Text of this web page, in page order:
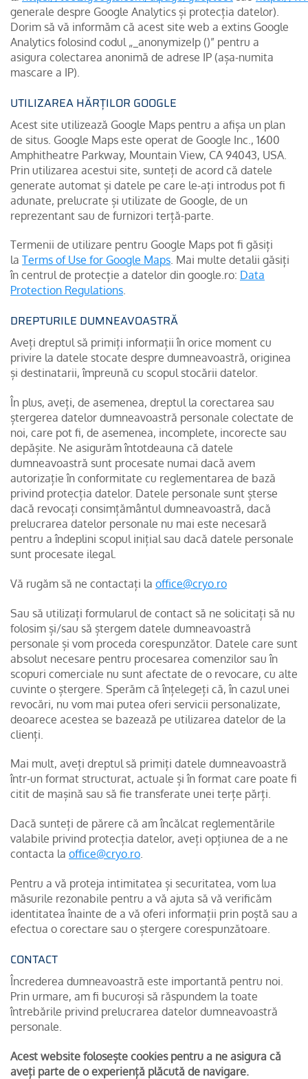
generale despre Google Analytics și protecția datelor).
Dorim să vă informăm că acest site web a extins Google
Analytics folosind codul „_anonymizeIp ()” pentru a
asigura colectarea anonimă de adrese IP (așa-numita
mascare a IP).
UTILIZAREA HĂRȚILOR GOOGLE
Acest site utilizează Google Maps pentru a afișa un plan
de situs. Google Maps este operat de Google Inc., 1600
Amphitheatre Parkway, Mountain View, CA 94043, USA.
Prin utilizarea acestui site, sunteți de acord că datele
generate automat și datele pe care le-ați introdus pot fi
adunate, prelucrate și utilizate de Google, de un
reprezentant sau de furnizori terță-parte.
Termenii de utilizare pentru Google Maps pot fi găsiți
la Terms of Use for Google Maps. Mai multe detalii găsiți
în centrul de protecție a datelor din google.ro: Data
Protection Regulations.
DREPTURILE DUMNEAVOASTRĂ
Aveți dreptul să primiți informații în orice moment cu
privire la datele stocate despre dumneavoastră, originea
și destinatarii, împreună cu scopul stocării datelor.
În plus, aveți, de asemenea, dreptul la corectarea sau
ștergerea datelor dumneavoastră personale colectate de
noi, care pot fi, de asemenea, incomplete, incorecte sau
depășite. Ne asigurăm întotdeauna că datele
dumneavoastră sunt procesate numai dacă avem
autorizație în conformitate cu reglementarea de bază
privind protecția datelor. Datele personale sunt șterse
dacă revocați consimțământul dumneavoastră, dacă
prelucrarea datelor personale nu mai este necesară
pentru a îndeplini scopul inițial sau dacă datele personale
sunt procesate ilegal.
Vă rugăm să ne contactați la office@cryo.ro
Sau să utilizați formularul de contact să ne solicitați să nu
folosim și/sau să ștergem datele dumneavoastră
personale și vom proceda corespunzător. Datele care sunt
absolut necesare pentru procesarea comenzilor sau în
scopuri comerciale nu sunt afectate de o revocare, cu alte
cuvinte o ștergere. Sperăm că înțelegeți că, în cazul unei
revocări, nu vom mai putea oferi servicii personalizate,
deoarece acestea se bazează pe utilizarea datelor de la
clienți.
Mai mult, aveți dreptul să primiți datele dumneavoastră
într-un format structurat, actuale și în format care poate fi
citit de mașină sau să fie transferate unei terțe părți.
Dacă sunteți de părere că am încălcat reglementările
valabile privind protecția datelor, aveți opțiunea de a ne
contacta la office@cryo.ro.
Pentru a vă proteja intimitatea și securitatea, vom lua
măsurile rezonabile pentru a vă ajuta să vă verificăm
identitatea înainte de a vă oferi informații prin poștă sau a
efectua o corectare sau o ștergere corespunzătoare.
CONTACT
Încrederea dumneavoastră este importantă pentru noi.
Prin urmare, am fi bucuroși să răspundem la toate
întrebările privind prelucrarea datelor dumneavoastră
personale.
Acest website folosește cookies pentru a ne asigura că
aveți parte de o experiență plăcută de navigare.